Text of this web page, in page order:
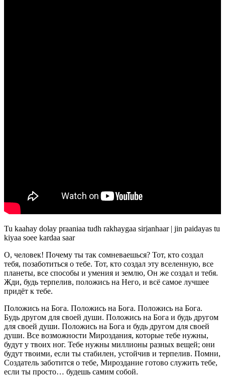
Tu kaahay dolay praaniaa tudh rakhaygaa sirjanhaar | jin paidayas tu
kiyaa soee kardaa saar
О, человек! Почему ты так сомневаешься? Тот, кто создал
тебя, позаботиться о тебе. Тот, кто создал эту вселенную, все
планеты, все способы и умения и землю, Он же создал и тебя.
Жди, будь терпелив, положись на Него, и всё самое лучшее
придёт к тебе.
Положись на Бога. Положись на Бога. Положись на Бога.
Будь другом для своей души. Положись на Бога и будь другом
для своей души. Положись на Бога и будь другом для своей
души. Все возможности Мироздания, которые тебе нужны,
будут у твоих ног. Тебе нужны миллионы разных вещей; они
будут твоими, если ты стабилен, устойчив и терпелив. Помни,
Создатель заботится о тебе, Мироздание готово служить тебе,
если ты просто… будешь самим собой.